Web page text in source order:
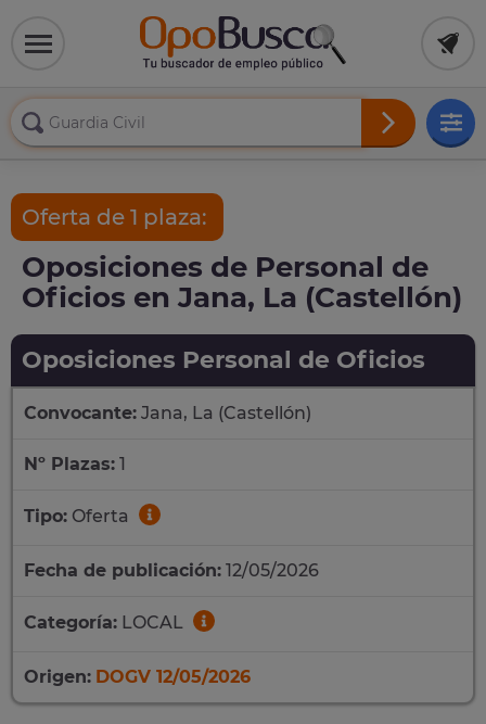
Oferta de 1 plaza:
Oposiciones de Personal de
Oficios en Jana, La (Castellón)
Oposiciones Personal de Oficios
Convocante: Jana, La (Castellón)
Nº Plazas: 1
Tipo: Oferta
Fecha de publicación: 12/05/2026
Categoría: LOCAL
Origen: DOGV 12/05/2026